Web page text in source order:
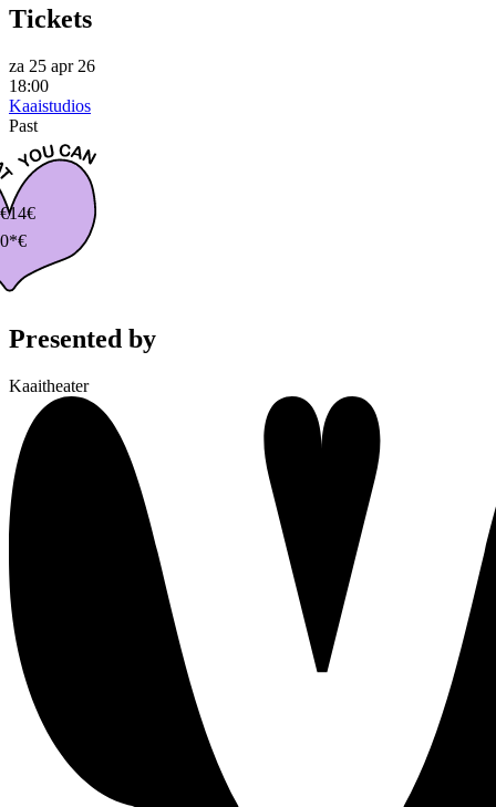
Tickets
za 25 apr 26
18:00
Kaaistudios
Past
14€
Presented by
Kaaitheater